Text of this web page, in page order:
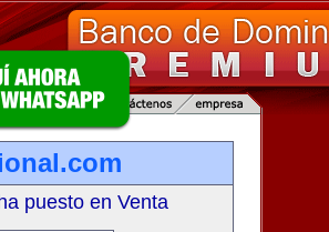
puesto en Venta